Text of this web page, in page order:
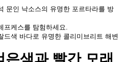
문인 낙소스의 유명한 포르타라를 방
프케스를 탐험하세요.
드색 바다로 유명한 콜리미브리트 해변
색과 빨간 모래